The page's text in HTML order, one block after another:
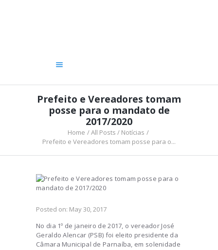
Prefeito e Vereadores tomam
posse para o mandato de
2017/2020
Home All Posts
Notícias
Prefeito e Vereadores tomam posse para o...
OUVIDORIA
Posted on: May 30, 2017
No dia 1º de janeiro de 2017, o vereador José
Geraldo Alencar (PSB) foi eleito presidente da
Câmara Municipal de Parnaíba, em solenidade